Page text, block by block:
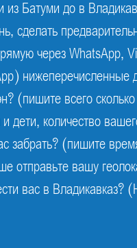
из Батуми до в
сделать
через WhatsApp,
нижеперечисленные
(пишите всего сколько
дети, количество
забрать? (пишите
отправьте вашу
вас в Владикавказ?